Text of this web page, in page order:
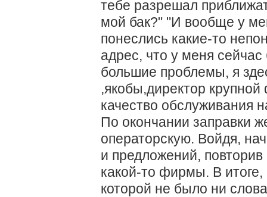
тебе разрешал
мой бак?" "И вообще у
понеслись какие-то
адрес, что у меня сейчас
большие проблемы, я
,якобы,директор
качество обслуживания
По окончании заправки
операторскую. Войдя,
и предложений, повторив
какой-то фирмы. В
которой не было ни